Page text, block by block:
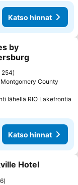
Katso hinnat
by
254
County
lähellä RIO Lakefrontia
Katso hinnat
Hotel